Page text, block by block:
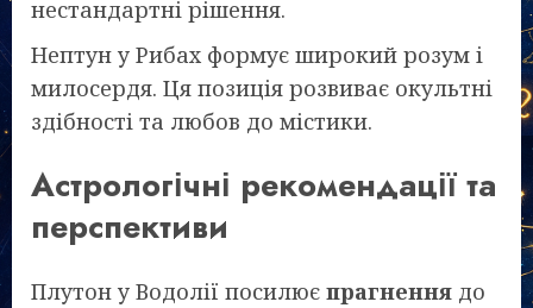
нестандартні рішення.
Нептун у Рибах формує широкий розум і
милосердя. Ця позиція розвиває окультні
здібності та любов до містики.
Астрологічні рекомендації та
перспективи
Плутон у Водолії посилює прагнення до